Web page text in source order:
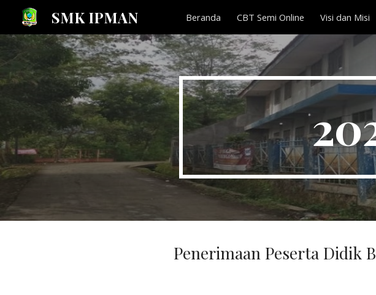
Skip to main content
SMK IPMAN Beranda CBT Semi Online Visi dan Misi
Penerimaan Peserta Didik